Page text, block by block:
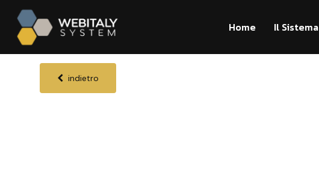
Home Il Sistema
indietro